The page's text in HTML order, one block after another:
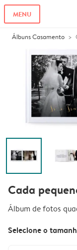
MENU
Álbuns Casamento
Cada
Álbum de fotos
Selecione o